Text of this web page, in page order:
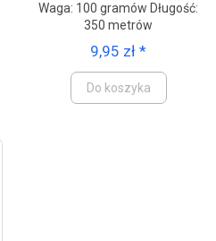
Waga: 100 gramów Długość:
350 metrów
9,95 zł *
Do koszyka